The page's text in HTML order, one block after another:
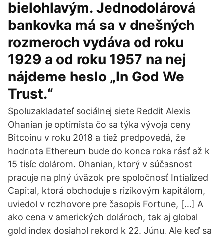
bielohlavým. Jednodolárová
bankovka má sa v dnešných
rozmeroch vydáva od roku
1929 a od roku 1957 na nej
nájdeme heslo „In God We
Trust.“
Spoluzakladateľ sociálnej siete Reddit Alexis
Ohanian je optimista čo sa týka vývoja ceny
Bitcoinu v roku 2018 a tiež predpovedá, že
hodnota Ethereum bude do konca roka rásť až k
15 tisíc dolárom. Ohanian, ktorý v súčasnosti
pracuje na plný úväzok pre spoločnosť Intialized
Capital, ktorá obchoduje s rizikovým kapitálom,
uviedol v rozhovore pre časopis Fortune, […] A
ako cena v amerických dolároch, tak aj global
gold index dosiahol rekord k 22. Júnu. Ale keď sa